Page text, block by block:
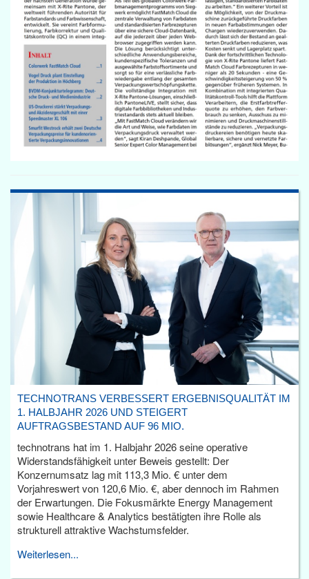
TECHNOTRANS VERBESSERT ERGEBNISQUALITÄT IM
1. HALBJAHR 2026 UND STEIGERT
AUFTRAGSBESTAND AUF 96 MIO.
technotrans hat im 1. Halbjahr 2026 seine operative
Widerstandsfähigkeit unter Beweis gestellt: Der
Konzernumsatz lag mit 113,3 Mio. € unter dem
Vorjahreswert von 120,6 Mio. €, aber dennoch im Rahmen
der Erwartungen. Die Fokusmärkte Energy Management
sowie Healthcare & Analytics bestätigten ihre Rolle als
strukturell attraktive Wachstumsfelder.
Weiterlesen...